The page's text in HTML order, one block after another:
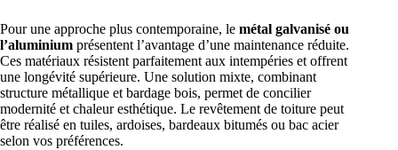
Pour une approche plus contemporaine, le métal galvanisé ou
l’aluminium présentent l’avantage d’une maintenance réduite.
Ces matériaux résistent parfaitement aux intempéries et offrent
une longévité supérieure. Une solution mixte, combinant
structure métallique et bardage bois, permet de concilier
modernité et chaleur esthétique. Le revêtement de toiture peut
être réalisé en tuiles, ardoises, bardeaux bitumés ou bac acier
selon vos préférences.